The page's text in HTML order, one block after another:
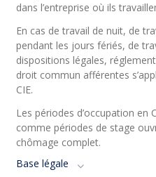
dans l’entreprise où ils
En cas de travail de nuit, de
pendant les jours fériés, de
dispositions légales,
droit commun afférentes
CIE.
Les périodes d’occupation en
comme périodes de stage
chômage complet.
Base légale